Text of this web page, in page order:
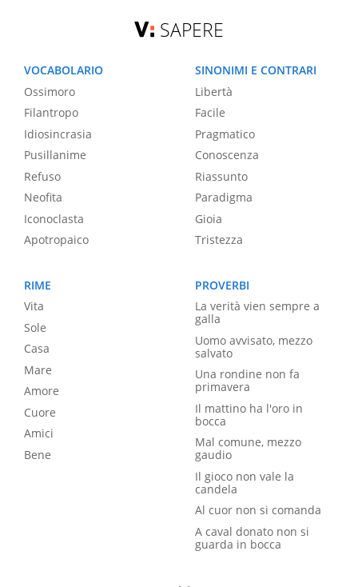
SAPERE
VOCABOLARIO
Ossimoro
Filantropo
Idiosincrasia
Pusillanime
Refuso
Neofita
Iconoclasta
Apotropaico
SINONIMI E CONTRARI
Libertà
Facile
Pragmatico
Conoscenza
Riassunto
Paradigma
Gioia
Tristezza
RIME
Vita
Sole
Casa
Mare
Amore
Cuore
Amici
Bene
PROVERBI
La verità vien sempre a
galla
Uomo avvisato, mezzo
salvato
Una rondine non fa
primavera
Il mattino ha l'oro in
bocca
Mal comune, mezzo
gaudio
Il gioco non vale la
candela
Al cuor non si comanda
A caval donato non si
guarda in bocca